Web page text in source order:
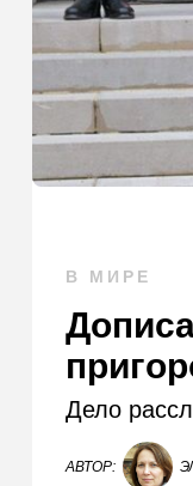
В МИРЕ
Дело
АВТОР: